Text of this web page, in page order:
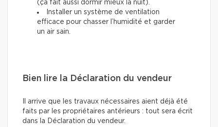
(ça fait aussi dormir mieux la nuit).
Installer un système de ventilation
efficace pour chasser l’humidité et garder
un air sain.
Bien lire la Déclaration du vendeur
Il arrive que les travaux nécessaires aient déjà été
faits par les propriétaires antérieurs : tout sera écrit
dans la Déclaration du vendeur.